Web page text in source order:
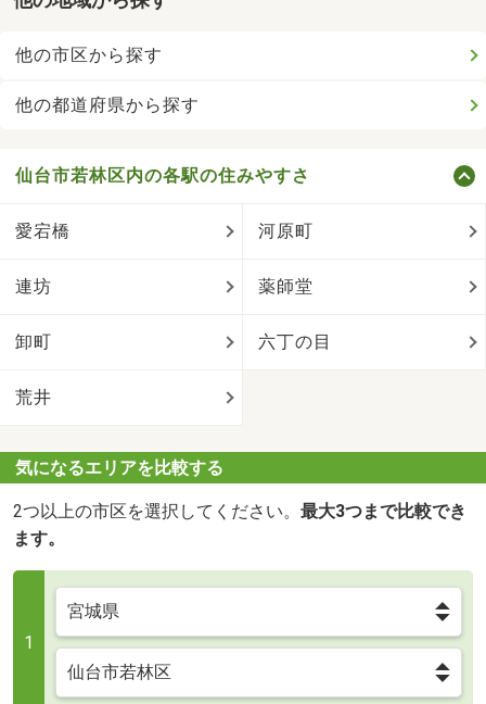
他の市区から探す
他の都道府県から探す
仙台市若林区内の各駅の住みやすさ
愛宕橋 河原町
連坊 薬師堂
卸町 六丁の目
荒井
気になるエリアを比較する
2つ以上の市区を選択してください。 最大3つまで比較でき
ます。
1